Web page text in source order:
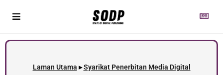
Laman Utama ▸Syarikat Penerbitan Media Digital